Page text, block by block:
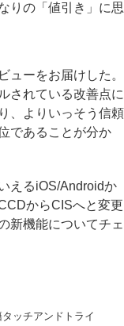
りの「値引き」に思
ーをお届けした。
されている改善点に
、よりいっそう信頼
であることが分か
えるiOS/Androidか
からCISへと変更
新機能についてチェ
ッチアンドトライ